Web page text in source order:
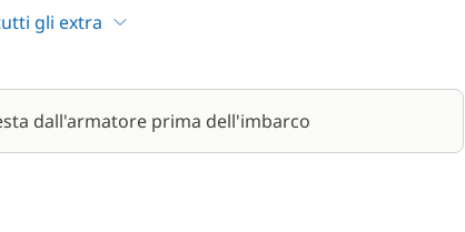
Incluso nel confort package
gli extra
dall'armatore prima dell'imbarco